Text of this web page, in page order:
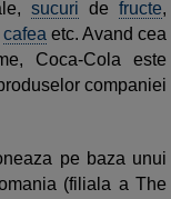
sucuri de fructe,
cafea etc. Avand cea
Coca-Cola este
companiei
pe baza unui
(filiala a The